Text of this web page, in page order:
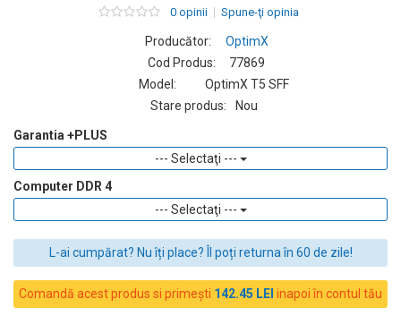
0 opinii Spune-ţi opinia
Producător:
OptimX
Cod Produs:
77869
Model:
OptimX T5 SFF
Stare produs:
Nou
Garantia +PLUS
--- Selectaţi ---
Computer DDR 4
--- Selectaţi ---
L-ai cumpărat? Nu îți place? Îl poți returna în 60 de zile!
Comandă acest produs si primești 142.45 LEI inapoi în contul tău